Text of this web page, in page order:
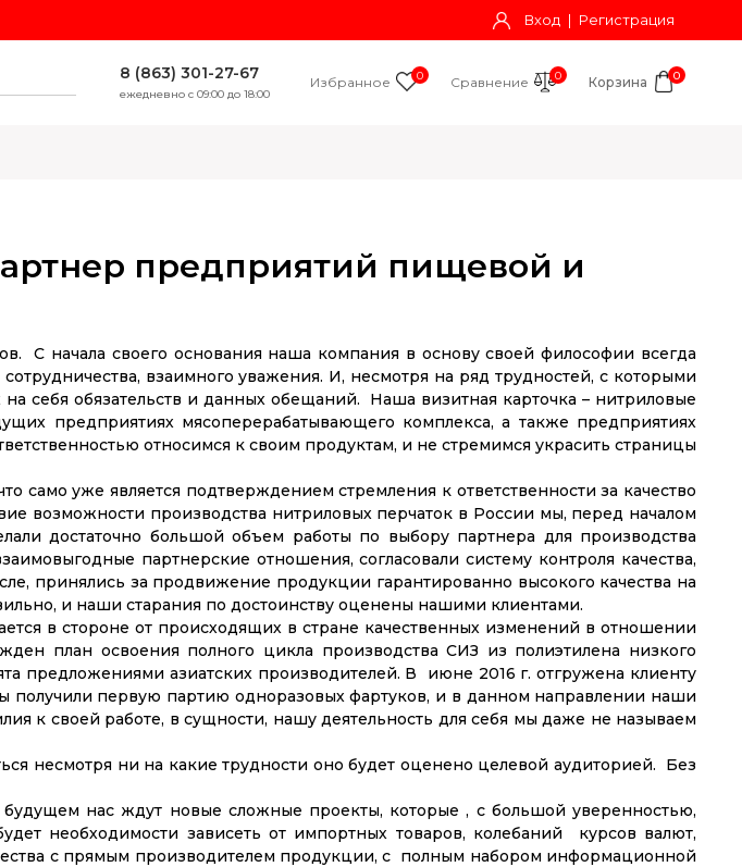
Вход | Регистрация
8 (863) 301-27-67
ежедневно с 09:00 до 18:00
Избранное 0 Сравнение 0 Корзина 0
предприятий пищевой и
С начала своего основания наша компания в основу своей философии всегда
взаимного уважения. И, несмотря на ряд трудностей, с которыми
себя обязательств и данных обещаний. Наша визитная карточка – нитриловые
предприятиях мясоперерабатывающего комплекса, а также предприятиях
относимся к своим продуктам, и не стремимся украсить страницы
уже является подтверждением стремления к ответственности за качество
возможности производства нитриловых перчаток в России мы, перед началом
достаточно большой объем работы по выбору партнера для производства
партнерские отношения, согласовали систему контроля качества,
принялись за продвижение продукции гарантированно высокого качества на
и наши старания по достоинству оценены нашими клиентами.
в стороне от происходящих в стране качественных изменений в отношении
план освоения полного цикла производства СИЗ из полиэтилена низкого
предложениями азиатских производителей. В июне 2016 г. отгружена клиенту
получили первую партию одноразовых фартуков, и в данном направлении наши
к своей работе, в сущности, нашу деятельность для себя мы даже не называем
несмотря ни на какие трудности оно будет оценено целевой аудиторией. Без
нас ждут новые сложные проекты, которые , с большой уверенностью,
необходимости зависеть от импортных товаров, колебаний курсов валют,
с прямым производителем продукции, с полным набором информационной